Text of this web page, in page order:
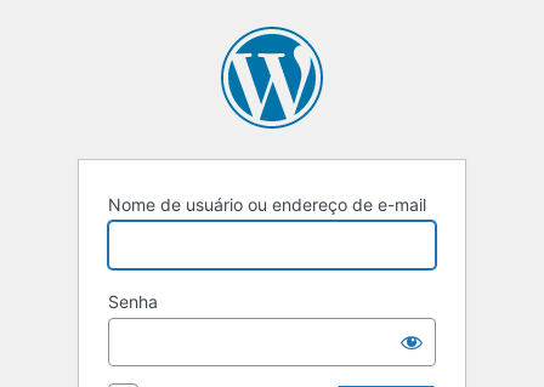
Nome de usuário ou endereço de e-mail
Senha